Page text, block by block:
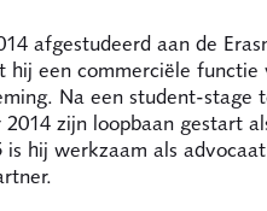
afgestudeerd aan de
hij een commerciële
Na een student-stage
zijn loopbaan gestart
is hij werkzaam als